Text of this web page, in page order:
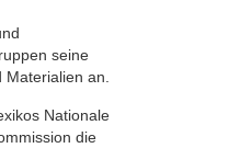
seine
Materialien an.
Nationale
die